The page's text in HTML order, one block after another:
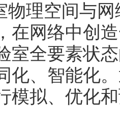
物理空间与
在网络中创
室全要素状
化、智能化
模拟、优化